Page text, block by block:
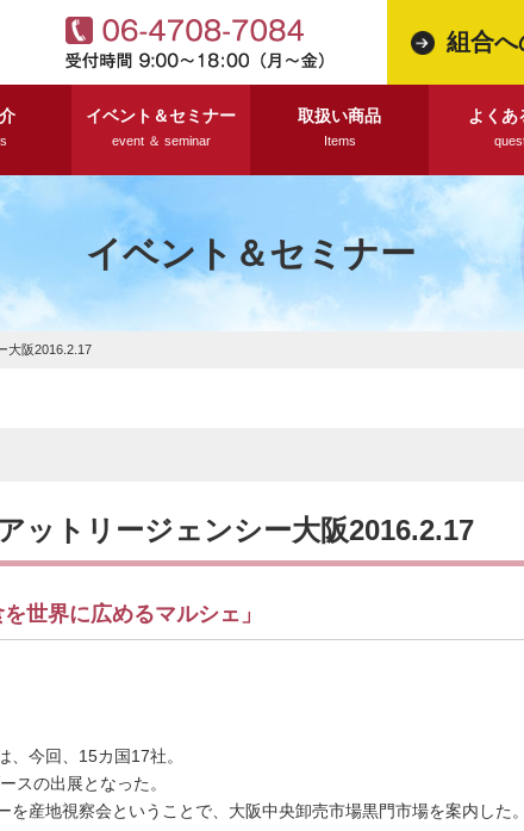
組合へ
イベント＆セミナー
event ＆ seminar
取扱い商品
Items
よくあ
イベント＆セミナー
大阪2016.2.17
トリージェンシー大阪2016.2.17
界に広めるマルシェ」
今回、15カ国17社。
スの出展となった。
産地視察会ということで、大阪中央卸売市場黒門市場を案内した。